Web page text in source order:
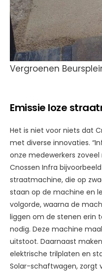
Vergroenen
Emissie loze
Het is niet voor niets dat
met diverse innovaties.
onze medewerkers
Cnossen Infra
straatmachine, die op
staan op de machine en
volgorde, waarna de
liggen om de stenen erin
nodig. Deze machine
uitstoot. Daarnaast
elektrische trilplaten en
Solar-schaftwagen, zorgt